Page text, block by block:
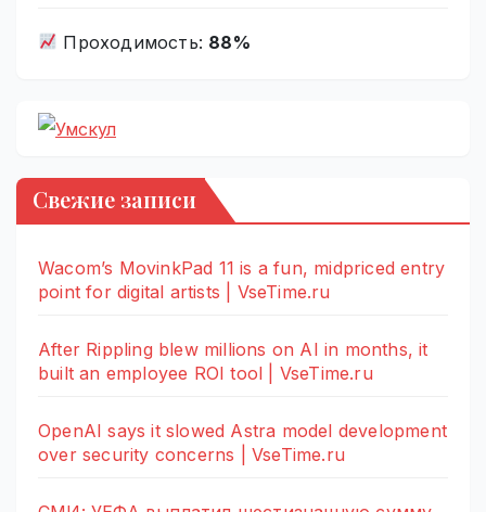
Проходимость: 88%
Свежие записи
Wacom’s MovinkPad 11 is a fun, midpriced entry
point for digital artists | VseTime.ru
After Rippling blew millions on AI in months, it
built an employee ROI tool | VseTime.ru
OpenAI says it slowed Astra model development
over security concerns | VseTime.ru